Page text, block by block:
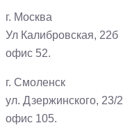
г. Москва
Ул Калибровская, 22б
офис 52.
г. Смоленск
ул. Дзержинского, 23/2
офис 105.